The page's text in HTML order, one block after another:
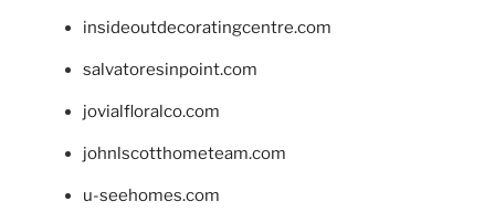
insideoutdecoratingcentre.com
salvatoresinpoint.com
jovialfloralco.com
johnlscotthometeam.com
u-seehomes.com